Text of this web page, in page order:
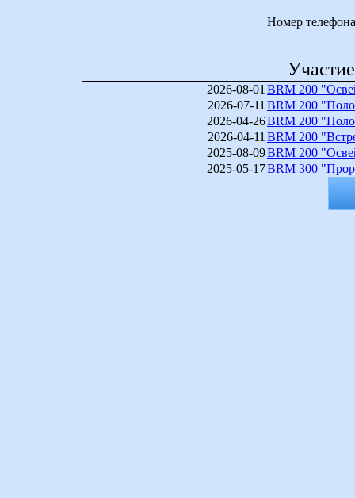
Номер телефона
2026-08-01 BRM 200
2026-07-11 BRM 200
2026-04-26BRM 200
2026-04-11 BRM 200
2025-08-09BRM 200
2025-05-17BRM 300